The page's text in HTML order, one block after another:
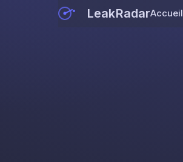
LeakRadarAccueil